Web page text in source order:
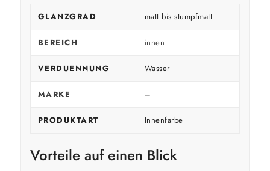
GLANZGRAD matt bis stumpfmatt
BEREICH innen
VERDUENNUNG Wasser
MARKE –
PRODUKTART Innenfarbe
Vorteile auf einen Blick